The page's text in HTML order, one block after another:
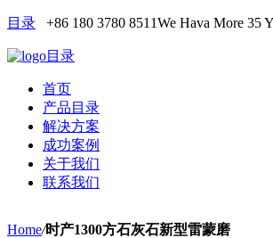
目录 +86 180 3780 8511We Hava More 35
目录
首页
产品目录
解决方案
成功案例
关于我们
联系我们
Home/时产1300方石灰石新型雷蒙磨